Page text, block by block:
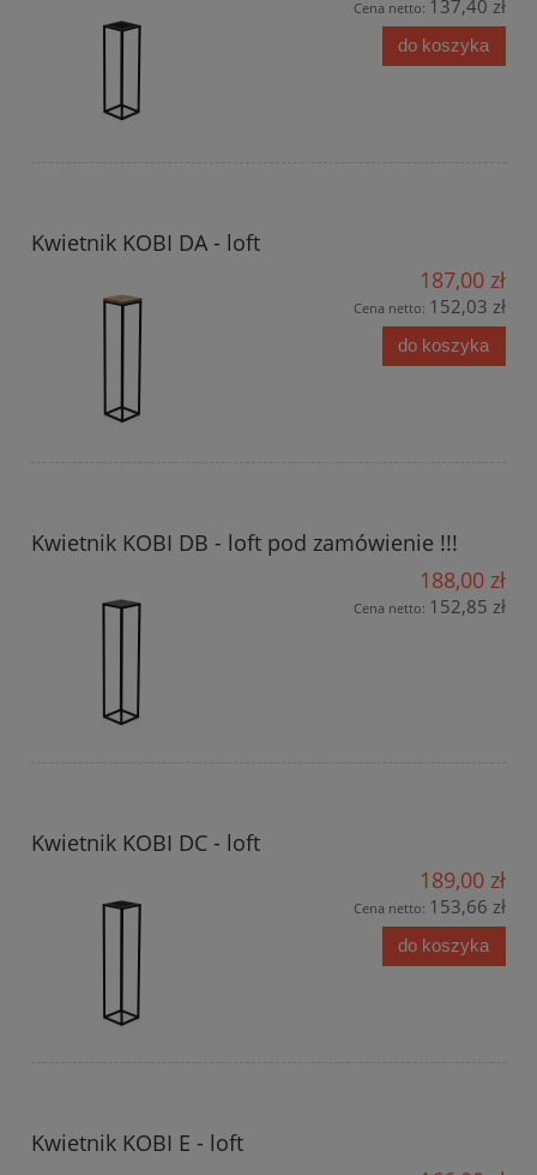
Cena netto: 137,40 zł
do koszyka
Kwietnik KOBI DA - loft
187,00 zł
Cena netto: 152,03 zł
do koszyka
Kwietnik KOBI DB - loft pod zamówienie !!!
188,00 zł
Cena netto: 152,85 zł
Kwietnik KOBI DC - loft
189,00 zł
Cena netto: 153,66 zł
do koszyka
Kwietnik KOBI E - loft